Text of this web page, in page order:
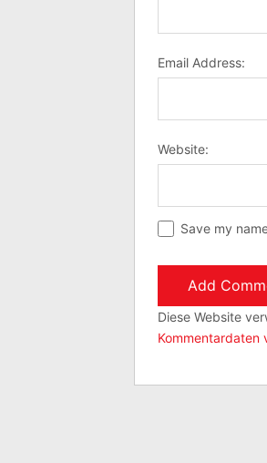
Email Address:
Website:
Save my
Diese Website
Kommentardaten